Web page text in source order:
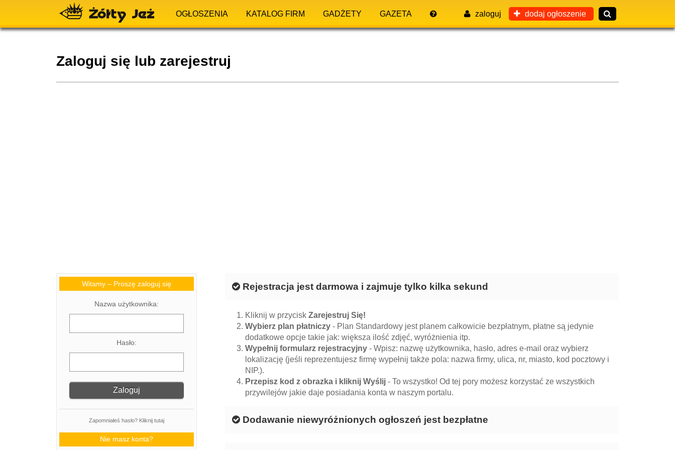
OGŁOSZENIA KATALOG FIRM GADŻETY GAZETA zaloguj dodaj ogłoszenie
Zaloguj się lub zarejestruj
Witamy – Proszę zaloguj się
Nazwa użytkownika:
Hasło:
Zapomniałeś hasło? Kliknij tutaj
Nie masz konta?
Rejestracja jest darmowa i zajmuje tylko kilka sekund
Kliknij w przycisk Zarejestruj Się!
Wybierz plan płatniczy - Plan Standardowy jest planem całkowicie bezpłatnym, płatne są jedynie
dodatkowe opcje takie jak: większa ilość zdjęć, wyróżnienia itp.
Wypełnij formularz rejestracyjny - Wpisz: nazwę użytkownika, hasło, adres e-mail oraz wybierz
lokalizację (jeśli reprezentujesz firmę wypełnij także pola: nazwa firmy, ulica, nr, miasto, kod pocztowy i
NIP.).
Przepisz kod z obrazka i kliknij Wyślij - To wszystko! Od tej pory możesz korzystać ze wszystkich
przywilejów jakie daje posiadania konta w naszym portalu.
Dodawanie niewyróżnionych ogłoszeń jest bezpłatne